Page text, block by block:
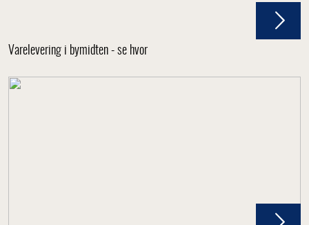
Varelevering i bymidten - se hvor